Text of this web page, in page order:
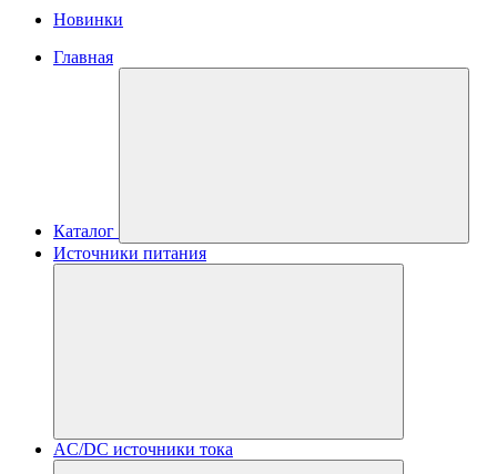
Новинки
Главная
Каталог
Источники питания
AC/DC источники тока